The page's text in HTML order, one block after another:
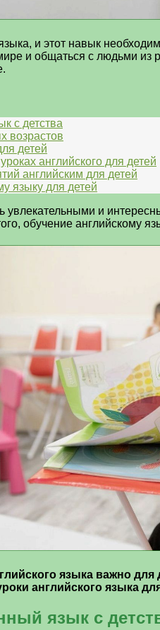
и этот навык
и общаться с людьми
с детства
возрастов
детей
английского для детей
английским для детей
языку для детей
увлекательными и
обучение английскому
языка важно
английского языка
язык с